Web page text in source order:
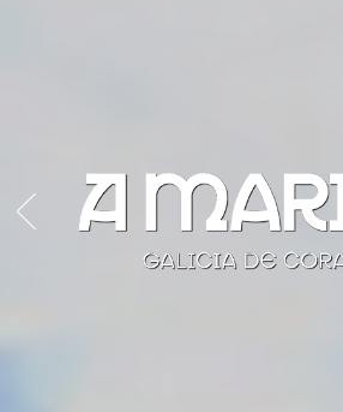
Previous